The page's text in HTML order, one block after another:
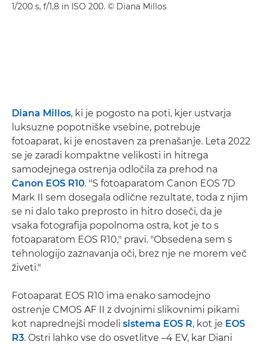
1/200 s, f/1,8 in ISO 200. © Diana Millos
Diana Millos, ki je pogosto na poti, kjer ustvarja
luksuzne popotniške vsebine, potrebuje
fotoaparat, ki je enostaven za prenašanje. Leta 2022
se je zaradi kompaktne velikosti in hitrega
samodejnega ostrenja odločila za prehod na
Canon EOS R10. "S fotoaparatom Canon EOS 7D
Mark II sem dosegala odlične rezultate, toda z njim
se ni dalo tako preprosto in hitro doseči, da je
vsaka fotografija popolnoma ostra, kot je to s
fotoaparatom EOS R10," pravi. "Obsedena sem s
tehnologijo zaznavanja oči, brez nje ne morem več
živeti."
Fotoaparat EOS R10 ima enako samodejno
ostrenje CMOS AF II z dvojnimi slikovnimi pikami
kot naprednejši modeli sistema EOS R, kot je EOS
R3. Ostri lahko vse do osvetlitve –4 EV, kar Diani